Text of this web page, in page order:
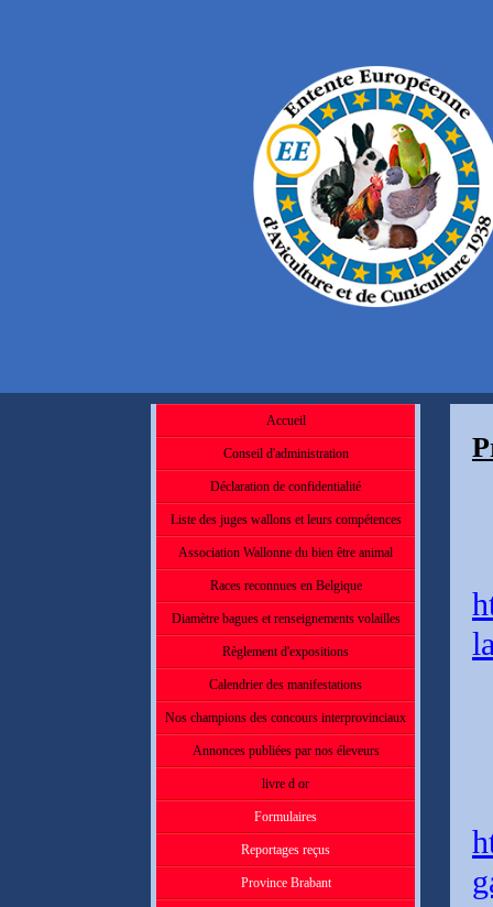
Accueil
Conseil d'administration
Déclaration de confidentialité
Liste des juges wallons et leurs compétences
Association Wallonne du bien être animal
Races reconnues en Belgique
Diamètre bagues et renseignements volailles
Règlement d'expositions
Calendrier des manifestations
Nos champions des concours interprovinciaux
Annonces publiées par nos éleveurs
livre d or
Formulaires
Reportages reçus
Province Brabant